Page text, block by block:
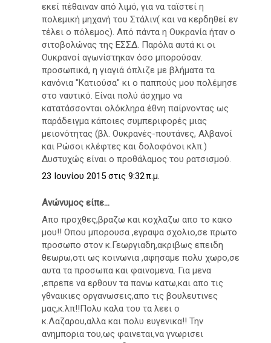
εκεί πέθαιναν από λιμό, για να ταϊστεί η
πολεμική μηχανή του Στάλιν( και να κερδηθεί εν
τέλει ο πόλεμος). Από πάντα η Ουκρανία ήταν ο
σιτοβολώνας της ΕΣΣΔ. Παρόλα αυτά κι οι
Ουκρανοί αγωνίστηκαν όσο μπορούσαν.
προσωπικά, η γιαγιά όπλιζε με βλήματα τα
κανόνια "Κατιούσα" κι ο παππούς μου πολέμησε
στο ναυτικό. Είναι πολύ άσχημο να
κατατάσσονται ολόκληρα έθνη παίρνοντας ως
παράδειγμα κάποιες συμπεριφορές μιας
μειονότητας (βλ. Ουκρανές-πουτάνες, Αλβανοί
και Ρώσοι κλέφτες και δολοφόνοι κλπ.)
Δυστυχώς είναι ο προθάλαμος του ρατσισμού.
23 Ιουνίου 2015 στις 9:32 π.μ.
Ανώνυμος είπε...
Απο προχθες,βραζω και κοχλαζω απο το κακο
μου!! Οπου μπορουσα ,εγραψα σχολιο,σε πρωτο
προσωπο στον κ.Γεωργιαδη,ακριβως επειδη
θεωρω,οτι ως κοινωνια ,αφησαμε πολυ χωρο,σε
αυτα τα προσωπα και φαινομενα. Για μενα
,επρεπε να ερθουν τα πανω κατω,και απο τις
γθναικιες οργανωσεις,απο τις βουλευτινες
μας,κ.λπ!!Πολυ καλα του τα λεει ο
κ.Λαζαρου,αλλα και πολυ ευγενικα!! Την
ανημπορια του,ως φαινεται,να γνωρισει